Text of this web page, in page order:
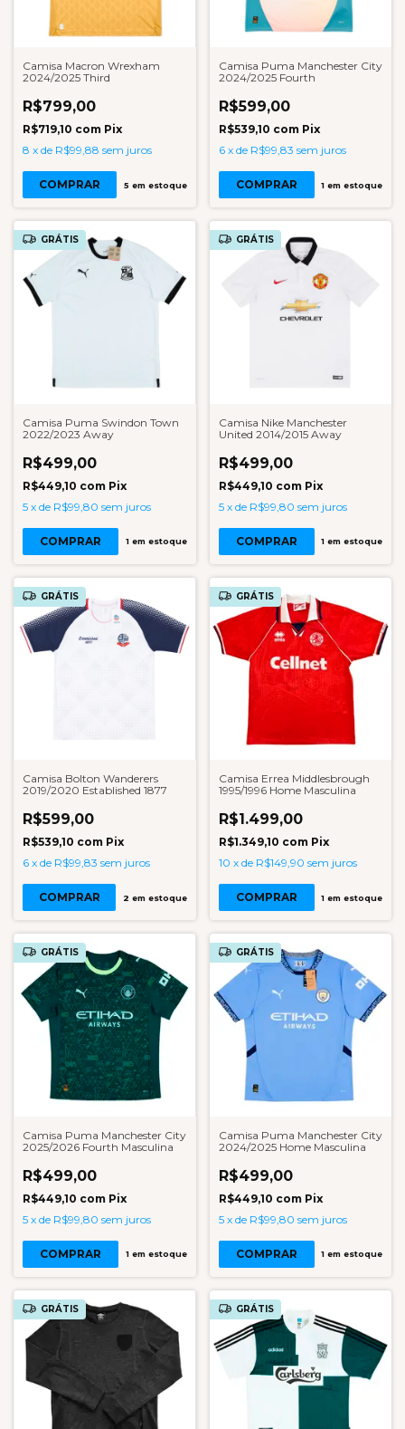
Camisa Macron Wrexham
2024/2025 Third
R$799,00
R$719,10 com Pix
8 x de R$99,88 sem juros
COMPRAR 5 em estoque
Camisa Puma Manchester City
2024/2025 Fourth
R$599,00
R$539,10 com Pix
6 x de R$99,83 sem juros
COMPRAR 1 em estoque
GRÁTIS
Camisa Puma Swindon Town
2022/2023 Away
R$499,00
R$449,10 com Pix
5 x de R$99,80 sem juros
COMPRAR 1em estoque
GRÁTIS
Camisa Nike Manchester
United 2014/2015 Away
R$499,00
R$449,10 com Pix
5 x de R$99,80 sem juros
COMPRAR 1 em estoque
GRÁTIS
Camisa Bolton Wanderers
2019/2020 Established 1877
R$599,00
R$539,10 com Pix
6 x de R$99,83 sem juros
COMPRAR 2 em estoque
GRÁTIS
Camisa Errea Middlesbrough
1995/1996 Home Masculina
R$1.499,00
R$1.349,10 com Pix
10 x de R$149,90 sem juros
COMPRAR 1 em estoque
GRÁTIS
Camisa Puma Manchester City
2025/2026 Fourth Masculina
R$499,00
R$449,10 com Pix
5 x de R$99,80 sem juros
COMPRAR 1em estoque
GRÁTIS
Camisa Puma Manchester City
2024/2025 Home Masculina
R$499,00
R$449,10 com Pix
5 x de R$99,80 sem juros
COMPRAR 1 em estoque
GRÁTIS GRÁTIS